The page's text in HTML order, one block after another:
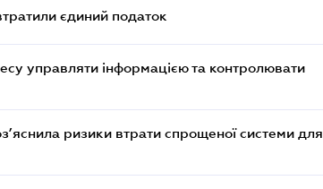
єдиний податок
управляти інформацією та контролювати
ризики втрати спрощеної системи для